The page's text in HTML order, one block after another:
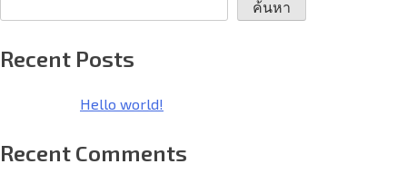
ค้นหา
Recent Posts
Hello world!
Recent Comments